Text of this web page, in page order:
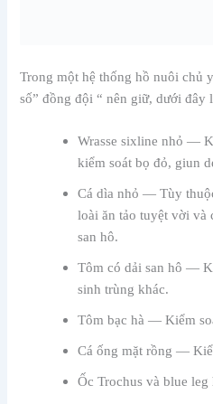
Trong một hệ thống hồ nuôi chủ
số” đồng đội “ nên giữ, dưới đây
Wrasse sixline nhỏ —
kiểm soát bọ đỏ, giun
Cá dìa nhỏ — Tùy
loài ăn tảo tuyệt vời và
san hô.
Tôm có dải san hô —
sinh trùng khác.
Tôm bạc hà — Kiểm
Cá ống mặt rồng —
Ốc Trochus và blue